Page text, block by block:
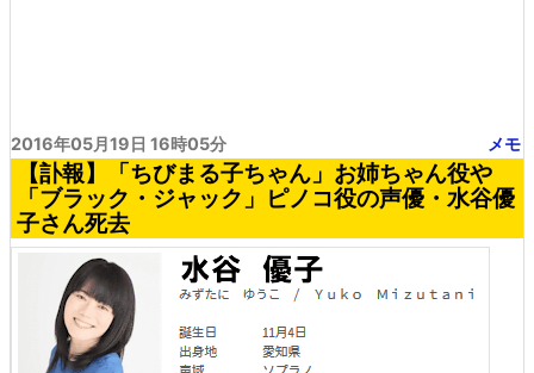
2016年05月19日 16時05分 メモ
【訃報】「ちびまる子ちゃん」お姉ちゃん役や
「ブラック・ジャック」ピノコ役の声優・水谷優
子さん死去